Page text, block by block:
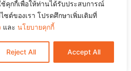
ช้คุกกี้เพื่อให้ท่านได้รับประสบการณ์
ซต์ของเรา โปรดศึกษาเพิ่มเติมที่
และ นโยบายคุกกี้
Reject All Accept All